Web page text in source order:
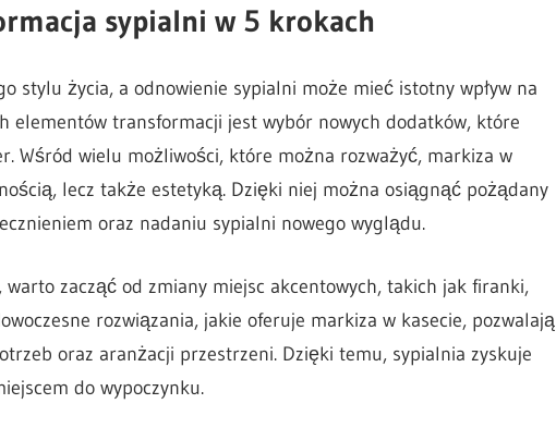
sypialni w 5 krokach
stylu życia, a odnowienie sypialni może mieć istotny wpływ na
elementów transformacji jest wybór nowych dodatków, które
Wśród wielu możliwości, które można rozważyć, markiza w
lecz także estetyką. Dzięki niej można osiągnąć pożądany
oraz nadaniu sypialni nowego wyglądu.
zacząć od zmiany miejsc akcentowych, takich jak firanki,
rozwiązania, jakie oferuje markiza w kasecie, pozwalają
oraz aranżacji przestrzeni. Dzięki temu, sypialnia zyskuje
do wypoczynku.